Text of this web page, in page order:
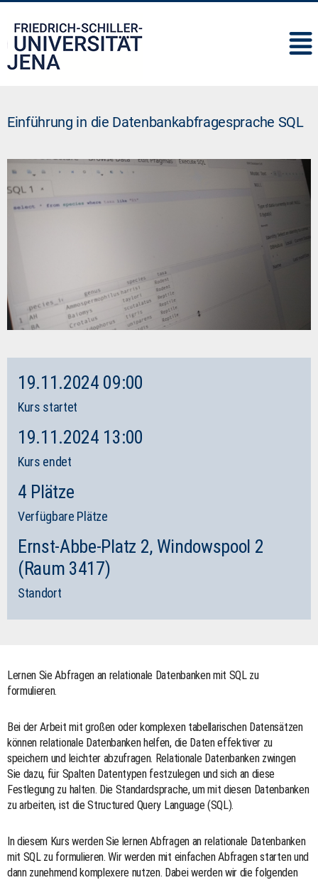
Einführung in die Datenbankabfragesprache SQL
19.11.2024 09:00
Kurs startet
19.11.2024 13:00
Kurs endet
4 Plätze
Verfügbare Plätze
Ernst-Abbe-Platz 2, Windowspool 2
(Raum 3417)
Standort
Lernen Sie Abfragen an relationale Datenbanken mit SQL zu
formulieren.
Bei der Arbeit mit großen oder komplexen tabellarischen Datensätzen
können relationale Datenbanken helfen, die Daten effektiver zu
speichern und leichter abzufragen. Relationale Datenbanken zwingen
Sie dazu, für Spalten Datentypen festzulegen und sich an diese
Festlegung zu halten. Die Standardsprache, um mit diesen Datenbanken
zu arbeiten, ist die Structured Query Language (SQL).
In diesem Kurs werden Sie lernen Abfragen an relationale Datenbanken
mit SQL zu formulieren. Wir werden mit einfachen Abfragen starten und
dann zunehmend komplexere nutzen. Dabei werden wir die folgenden